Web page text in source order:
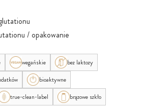
/ opakowanie
wegańskie
bez laktozy
bioaktywne
true-clean-label
brązowe szkło